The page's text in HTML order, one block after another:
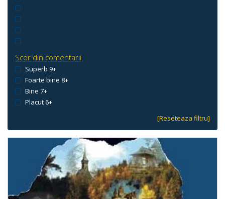
Scor din comentarii
Superb 9+
Foarte bine 8+
Bine 7+
Placut 6+
[Reseteaza filtru]